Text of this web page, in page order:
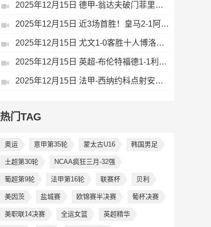
2025年12月15日 德甲-翁达夫破门菲里希建功 斯图加特客场4-0胜十人不莱梅
2025年12月15日 近3场首胜！皇马2-1阿拉维斯距榜首4分 姆巴佩破门罗德里戈建功
2025年12月15日 尤文1-0客胜十人博洛尼亚暂升第五 卡巴尔替补制胜赫格姆直红
2025年12月15日 英超-布伦特福德1-1利兹联3轮不胜 亨德森破门勒温头球救主
2025年12月15日 法甲-西纳约科点射安德烈绝杀 九人欧塞尔3-4九人里尔
热门TAG
奥运 意甲第35轮 蒙太古U16 韩国男足
土超第30轮 NCAA疯狂三月-32强
葡超第9轮 法甲第16轮 联赛杯 贝利
美因茨 盐城赛 欧锦赛半决赛 葡杯决赛
美职联14决赛 全运女篮 英超精华